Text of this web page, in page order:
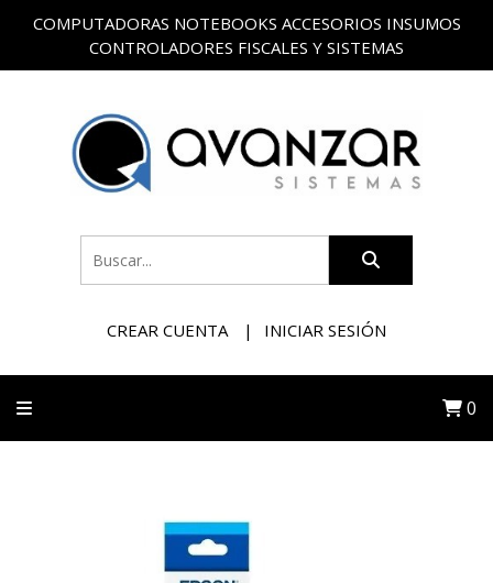
COMPUTADORAS NOTEBOOKS ACCESORIOS INSUMOS
CONTROLADORES FISCALES Y SISTEMAS
CREAR CUENTA INICIAR SESIÓN
0